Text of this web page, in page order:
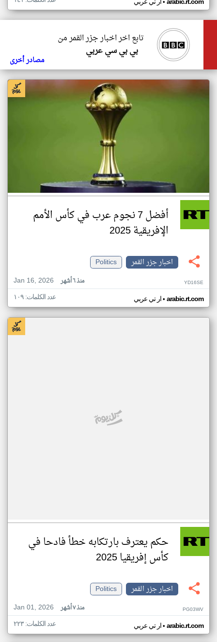
تابع اخر اخبار جزر القمر من
بي بي سي عربي
مصادر أخرى
أفضل 7 نجوم عرب في كأس الأمم
الإفريقية 2025
اخبار جزر القمر
Politics
Jan 16, 2026
منذ ٦ أشهر YD16SE
ار تي عربي• arabic.rt.com عدد الكلمات: ١٠٩
حكم يعترف بارتكابه خطأ فادحا في
كأس إفريقيا 2025
اخبار جزر القمر
Politics
Jan 01, 2026
منذ ٧ أشهر PG03WV
ار تي عربي• arabic.rt.com عدد الكلمات: ٢٢٣